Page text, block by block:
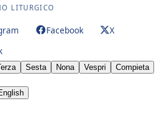
LITURGICO
Facebook
X
Sesta Nona Vespri
Compieta